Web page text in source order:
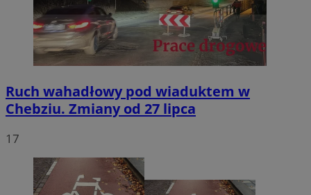
Ruch wahadłowy pod wiaduktem w
Chebziu. Zmiany od 27 lipca
17